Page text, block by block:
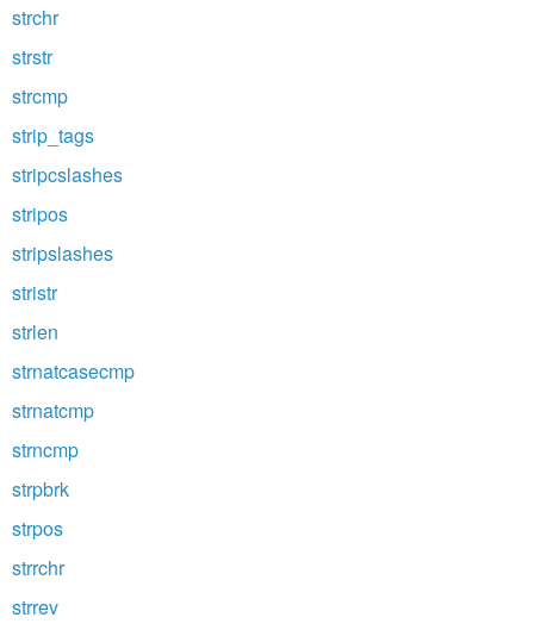
strchr
strstr
strcmp
strip_tags
stripcslashes
stripos
stripslashes
stristr
strlen
strnatcasecmp
strnatcmp
strncmp
strpbrk
strpos
strrchr
strrev